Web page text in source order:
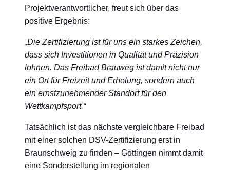
Projektverantwortlicher, freut sich über das
positive Ergebnis:
„Die Zertifizierung ist für uns ein starkes Zeichen,
dass sich Investitionen in Qualität und Präzision
lohnen. Das Freibad Brauweg ist damit nicht nur
ein Ort für Freizeit und Erholung, sondern auch
ein ernstzunehmender Standort für den
Wettkampfsport.“
Tatsächlich ist das nächste vergleichbare Freibad
mit einer solchen DSV-Zertifizierung erst in
Braunschweig zu finden – Göttingen nimmt damit
eine Sonderstellung im regionalen